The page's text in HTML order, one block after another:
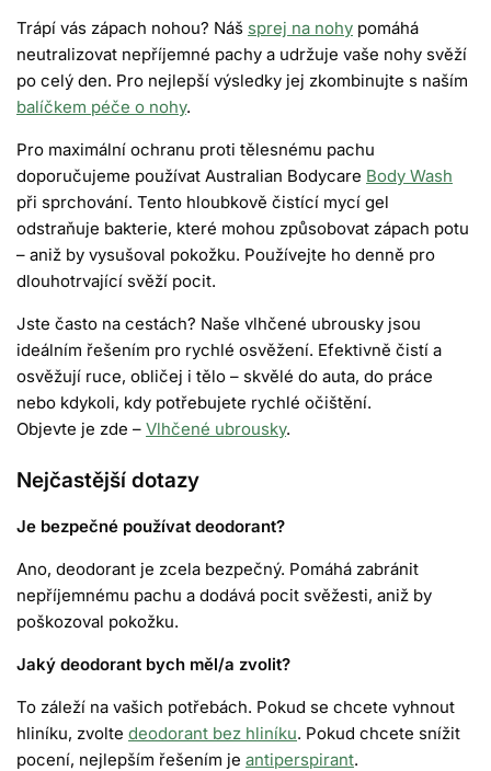
Trápí vás zápach nohou? Náš sprej na nohy pomáhá
neutralizovat nepříjemné pachy a udržuje vaše nohy svěží
po celý den. Pro nejlepší výsledky jej zkombinujte s naším
balíčkem péče o nohy.
Pro maximální ochranu proti tělesnému pachu
doporučujeme používat Australian Bodycare Body Wash
při sprchování. Tento hloubkově čistící mycí gel
odstraňuje bakterie, které mohou způsobovat zápach potu
– aniž by vysušoval pokožku. Používejte ho denně pro
dlouhotrvající svěží pocit.
Jste často na cestách? Naše vlhčené ubrousky jsou
ideálním řešením pro rychlé osvěžení. Efektivně čistí a
osvěžují ruce, obličej i tělo – skvělé do auta, do práce
nebo kdykoli, kdy potřebujete rychlé očištění.
Objevte je zde – Vlhčené ubrousky.
Nejčastější dotazy
Je bezpečné používat deodorant?
Ano, deodorant je zcela bezpečný. Pomáhá zabránit
nepříjemnému pachu a dodává pocit svěžesti, aniž by
poškozoval pokožku.
Jaký deodorant bych měl/a zvolit?
To záleží na vašich potřebách. Pokud se chcete vyhnout
hliníku, zvolte deodorant bez hliníku. Pokud chcete snížit
pocení, nejlepším řešením je antiperspirant.